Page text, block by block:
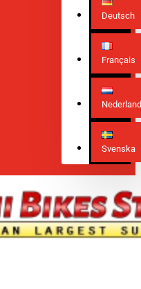
Deutsch
Français
Svenska